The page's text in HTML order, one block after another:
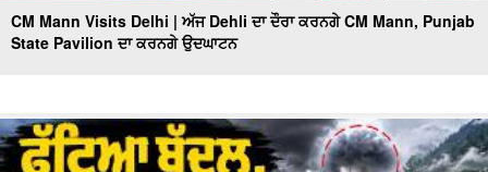
CM Mann Visits Delhi | ਅੱਜ Dehli ਦਾ ਦੌਰਾ ਕਰਨਗੇ CM Mann, Punjab
State Pavilion ਦਾ ਕਰਨਗੇ ਉਦਘਾਟਨ